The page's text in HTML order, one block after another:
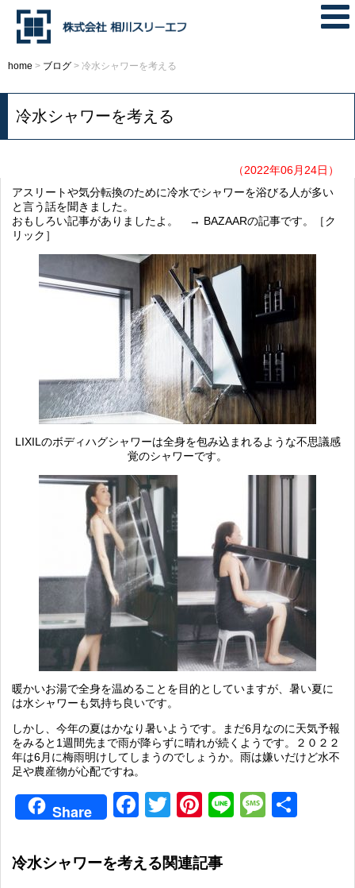
home > ブログ > 冷水シャワーを考える
冷水シャワーを考える
（2022年06月24日）
アスリートや気分転換のために冷水でシャワーを浴びる人が多い
と言う話を聞きました。
おもしろい記事がありましたよ。 → BAZAARの記事です。［ク
リック］
LIXILのボディハグシャワーは全身を包み込まれるような不思議感
覚のシャワーです。
暖かいお湯で全身を温めることを目的としていますが、暑い夏に
は水シャワーも気持ち良いです。
しかし、今年の夏はかなり暑いようです。まだ6月なのに天気予報
をみると1週間先まで雨が降らずに晴れが続くようです。２０２２
年は6月に梅雨明けしてしまうのでしょうか。雨は嫌いだけど水不
足や農産物が心配ですね。
Share Facebook
TwitterPinterest
Line
冷水シャワーを考える関連記事